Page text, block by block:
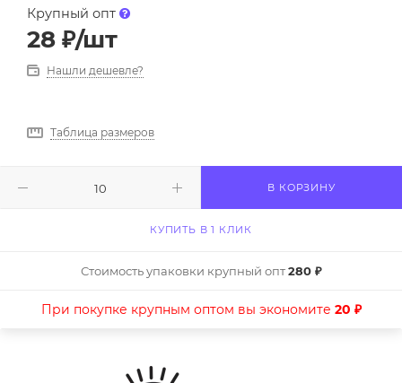
Крупный опт
28 ₽/шт
Нашли дешевле?
Таблица размеров
В КОРЗИНУ
КУПИТЬ В 1 КЛИК
Стоимость упаковки крупный опт280 ₽
При покупке крупным оптом вы экономите 20 ₽